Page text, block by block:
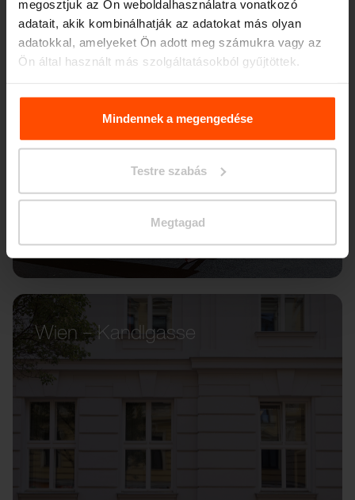
megosztjuk az Ön weboldalhasználatra vonatkozó
adatait, akik kombinálhatják az adatokat más olyan
adatokkal, amelyeket Ön adott meg számukra vagy az
Ön által használt más szolgáltatásokból gyűjtöttek.
További információért kérjük, látogasson el aPrinciples
Relating to the Processing. Personal Data
Mindennek a megengedése
Testre szabás
Megtagad
Wien – Kandlgasse